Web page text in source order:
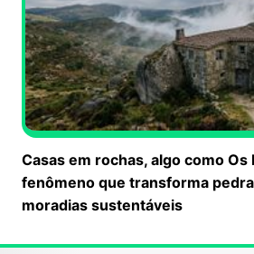
Casas em rochas, algo como
fenômeno que transforma
moradias sustentáveis